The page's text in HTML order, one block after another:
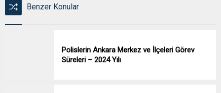
Benzer Konular
Polislerin Ankara Merkez ve İlçeleri Görev
Süreleri – 2024 Yılı